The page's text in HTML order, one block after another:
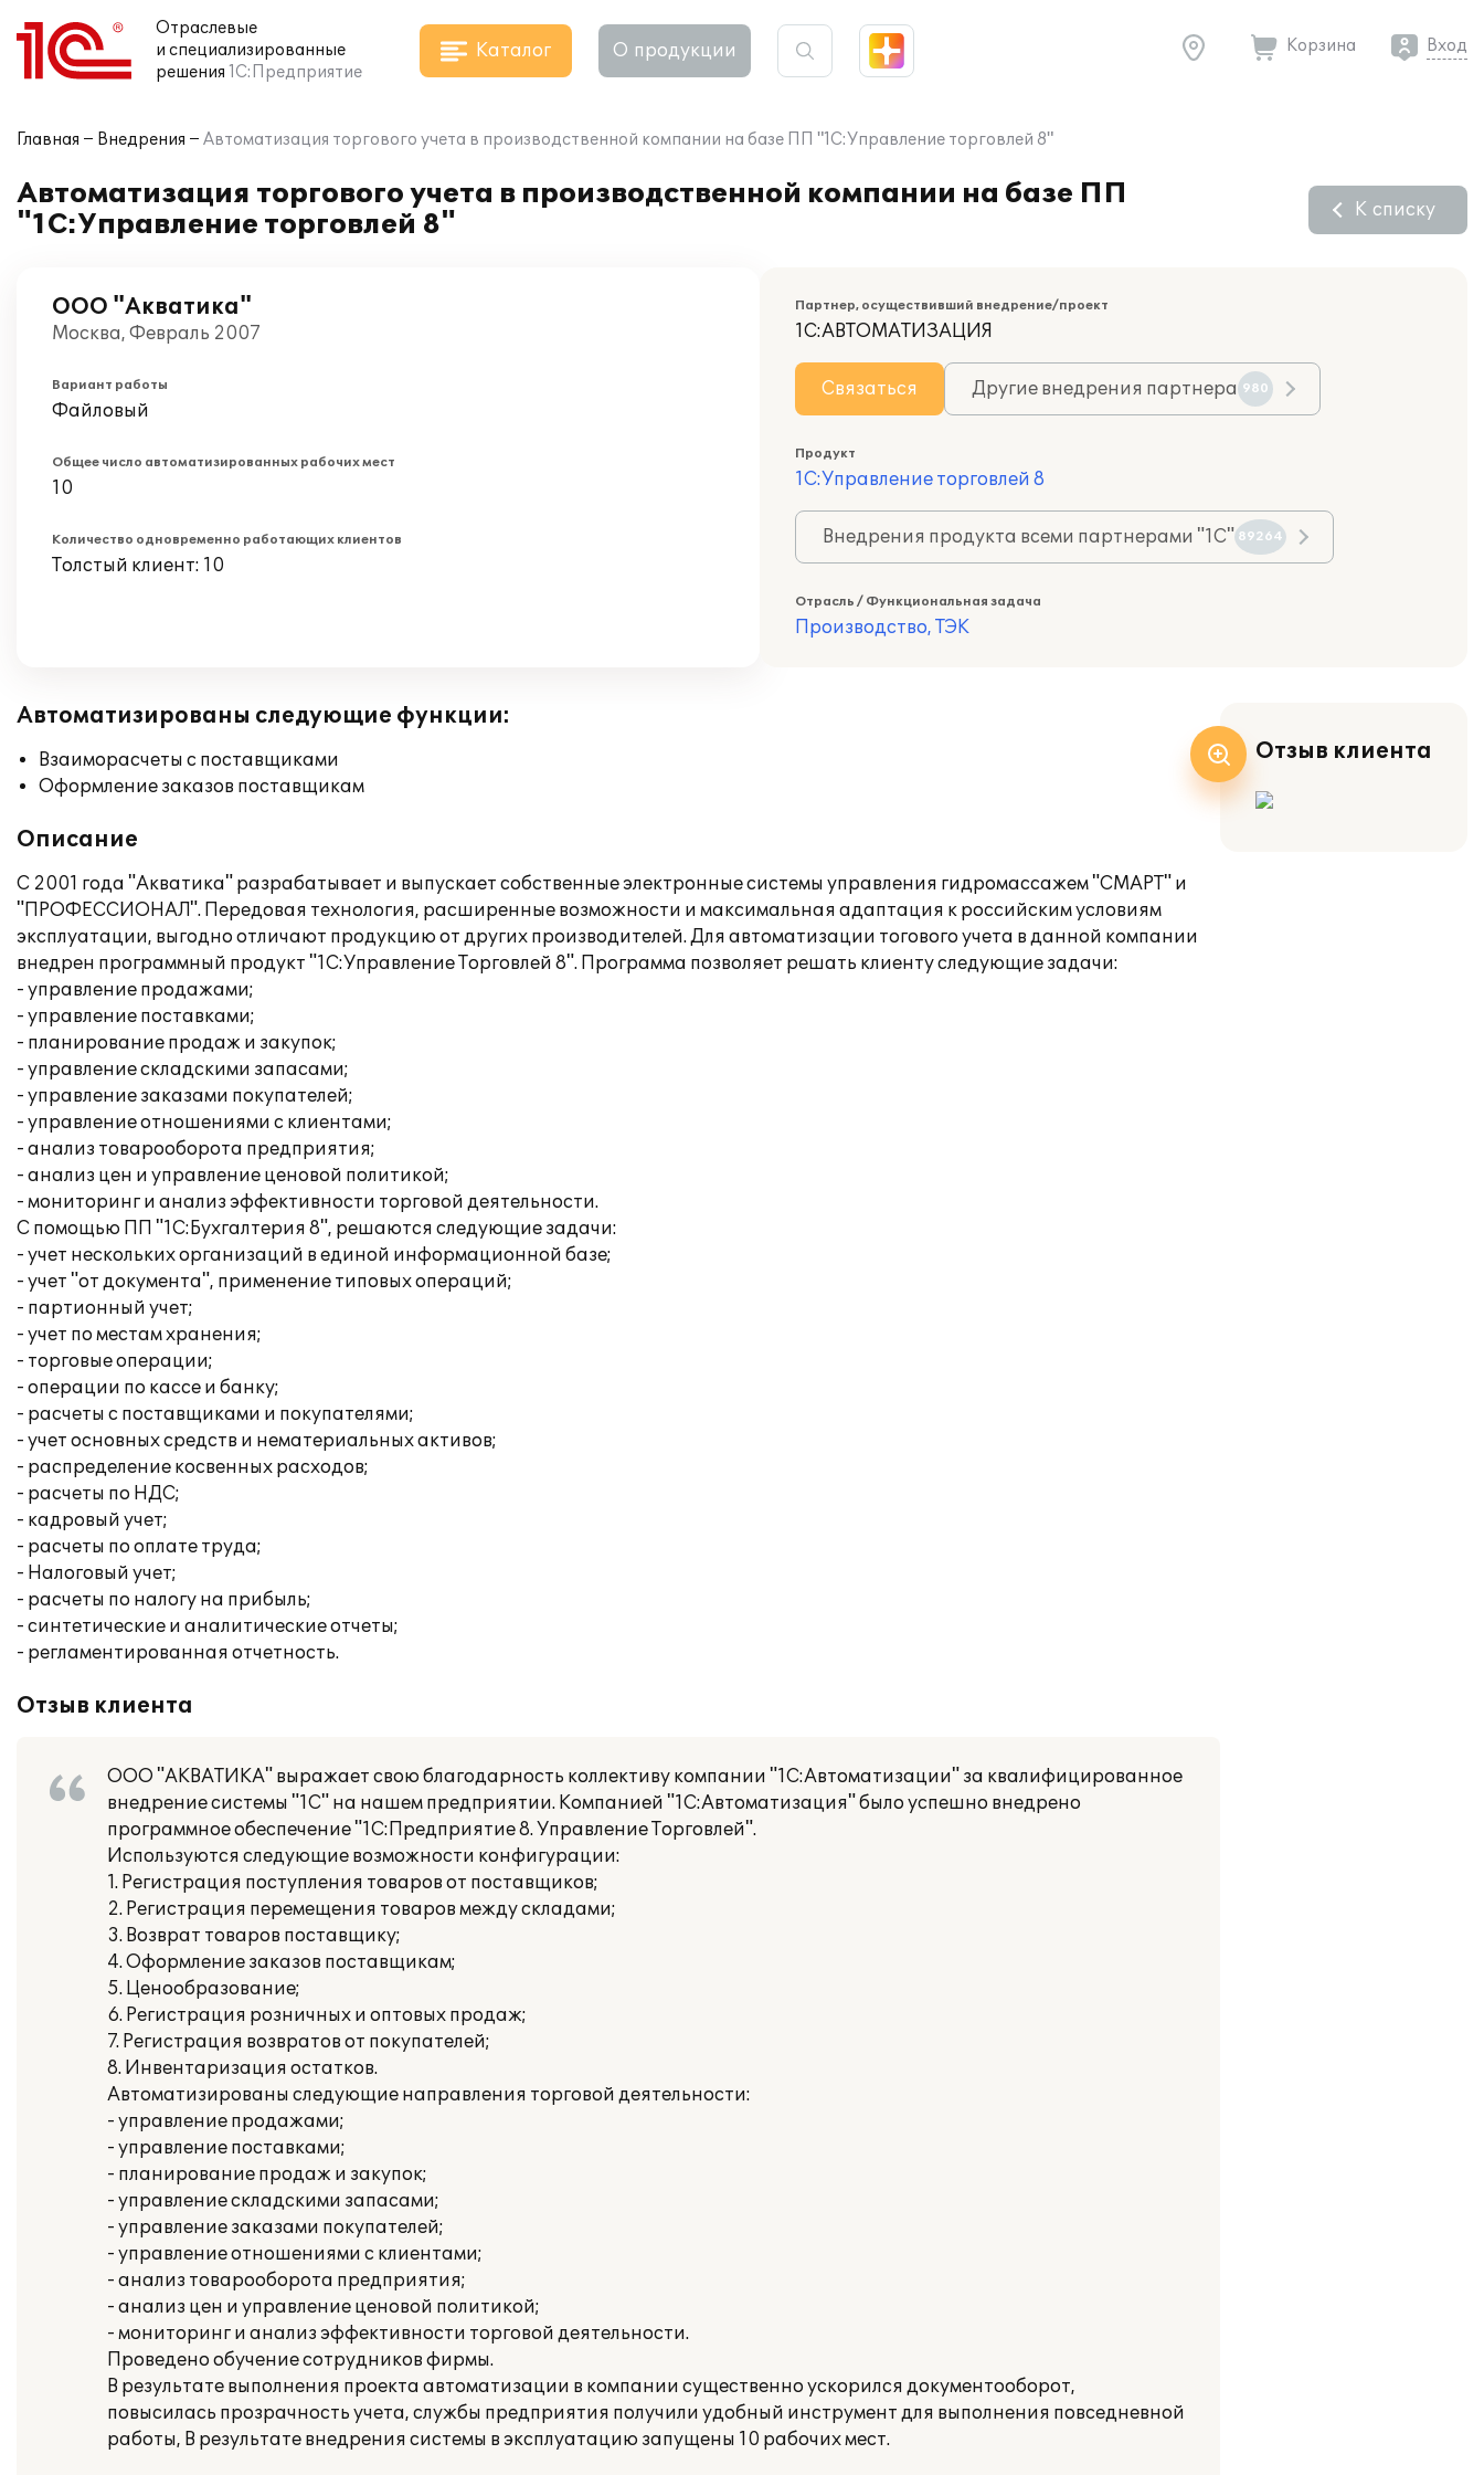
Отраслевые
и специализированные
решения 1С:Предприятие
Каталог О продукции Корзина Вход
Главная Внедрения Автоматизация торгового учета в производственной компании на базе ПП "1С:Управление торговлей 8"
Автоматизация торгового учета в производственной компании на базе ПП
"1С:Управление торговлей 8"
К списку
ООО "Акватика"
Москва, Февраль 2007
Вариант работы
Файловый
Общее число автоматизированных рабочих мест
10
Количество одновременно работающих клиентов
Толстый клиент: 10
Партнер, осуществивший внедрение/проект
1С:АВТОМАТИЗАЦИЯ
Связаться Другие внедрения партнера 980
Продукт
1С:Управление торговлей 8
Внедрения продукта всеми партнерами "1С" 89264
Отрасль / Функциональная задача
Производство, ТЭК
Автоматизированы следующие функции:
Взаиморасчеты с поставщиками
Оформление заказов поставщикам
Описание
C 2001 года "Акватика" разрабатывает и выпускает собственные электронные системы управления гидромассажем "СМАРТ" и
"ПРОФЕССИОНАЛ". Передовая технология, расширенные возможности и максимальная адаптация к российским условиям
эксплуатации, выгодно отличают продукцию от других производителей. Для автоматизации тогового учета в данной компании
внедрен программный продукт "1C:Управление Торговлей 8". Программа позволяет решать клиенту следующие задачи:
- управление продажами;
- управление поставками;
- планирование продаж и закупок;
- управление складскими запасами;
- управление заказами покупателей;
- управление отношениями с клиентами;
- анализ товарооборота предприятия;
- анализ цен и управление ценовой политикой;
- мониторинг и анализ эффективности торговой деятельности.
С помощью ПП "1С:Бухгалтерия 8", решаются следующие задачи:
- учет нескольких организаций в единой информационной базе;
- учет "от документа", применение типовых операций;
- партионный учет;
- учет по местам хранения;
- торговые операции;
- операции по кассе и банку;
- расчеты с поставщиками и покупателями;
- учет основных средств и нематериальных активов;
- распределение косвенных расходов;
- расчеты по НДС;
- кадровый учет;
- расчеты по оплате труда;
- Налоговый учет;
- расчеты по налогу на прибыль;
- синтетические и аналитические отчеты;
- регламентированная отчетность.
Отзыв клиента
ООО "АКВАТИКА" выражает свою благодарность коллективу компании "1С:Автоматизации" за квалифицированное
внедрение системы "1С" на нашем предприятии. Компанией "1С:Автоматизация" было успешно внедрено
программное обеспечение "1С:Предприятие 8. Управление Торговлей".
Используются следующие возможности конфигурации:
1. Регистрация поступления товаров от поставщиков;
2. Регистрация перемещения товаров между складами;
3. Возврат товаров поставщику;
4. Оформление заказов поставщикам;
5. Ценообразование;
6. Регистрация розничных и оптовых продаж;
7. Регистрация возвратов от покупателей;
8. Инвентаризация остатков.
Автоматизированы следующие направления торговой деятельности:
- управление продажами;
- управление поставками;
- планирование продаж и закупок;
- управление складскими запасами;
- управление заказами покупателей;
- управление отношениями с клиентами;
- анализ товарооборота предприятия;
- анализ цен и управление ценовой политикой;
- мониторинг и анализ эффективности торговой деятельности.
Проведено обучение сотрудников фирмы.
В результате выполнения проекта автоматизации в компании существенно ускорился документооборот,
повысилась прозрачность учета, службы предприятия получили удобный инструмент для выполнения повседневной
работы, В результате внедрения системы в эксплуатацию запущены 10 рабочих мест.
Отзыв клиента